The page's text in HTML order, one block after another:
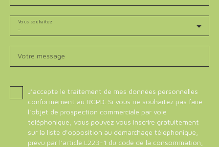
-
Vous souhaitez
Votre message
J'accepte le traitement de mes données personnelles
conformément au RGPD. Si vous ne souhaitez pas faire
l'objet de prospection commerciale par voie
téléphonique, vous pouvez vous inscrire gratuitement
sur la liste d'opposition au démarchage téléphonique,
prévu par l'article L223-1 du code de la consommation,